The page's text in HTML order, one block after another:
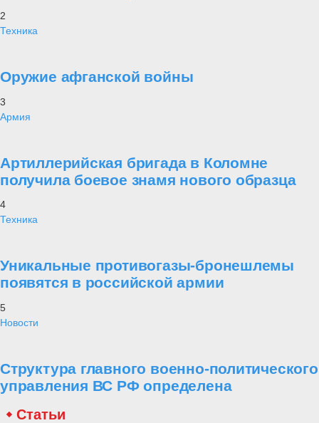
2
Техника
Оружие афганской войны
3
Армия
Артиллерийская бригада в Коломне
получила боевое знамя нового образца
4
Техника
Уникальные противогазы-бронешлемы
появятся в российской армии
5
Новости
Структура главного военно-политического
управления ВС РФ определена
Статьи